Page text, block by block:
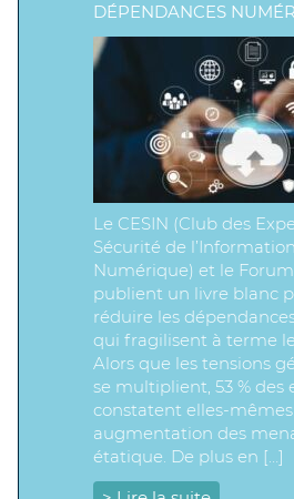
DÉPENDANCES
Le CESIN (Club des
Sécurité de
Numérique) et le Forum
publient un livre blanc
réduire les
qui fragilisent à terme
Alors que les tensions
se multiplient, 53 % des
constatent elles-
augmentation des
étatique. De plus en […]